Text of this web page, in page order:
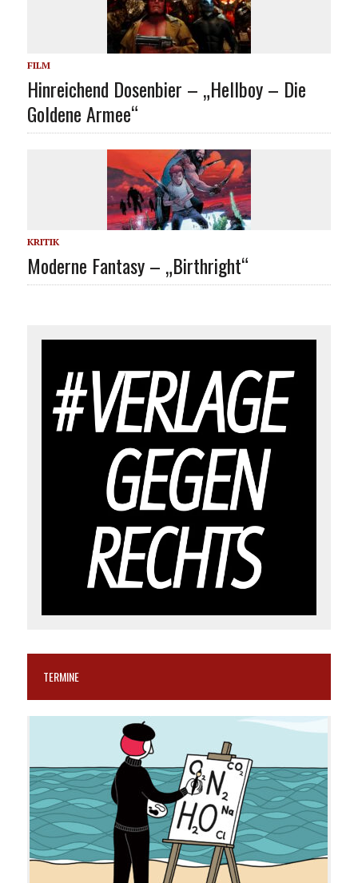
FILM
Hinreichend Dosenbier – „Hellboy – Die
Goldene Armee“
KRITIK
Moderne Fantasy – „Birthright“
TERMINE